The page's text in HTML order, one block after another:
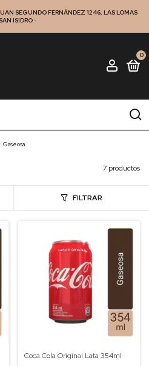
SEGUNDO FERNÁNDEZ 1246, LAS LOMAS
ISIDRO -
0
Gaseosa
7 productos
FILTRAR
Coca Cola Original Lata 354ml